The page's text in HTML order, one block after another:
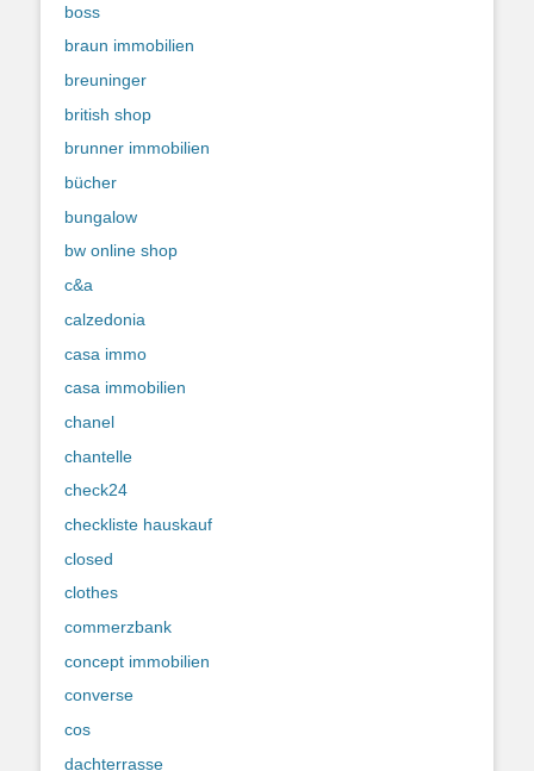
boss
braun immobilien
breuninger
british shop
brunner immobilien
bücher
bungalow
bw online shop
c&a
calzedonia
casa immo
casa immobilien
chanel
chantelle
check24
checkliste hauskauf
closed
clothes
commerzbank
concept immobilien
converse
cos
dachterrasse